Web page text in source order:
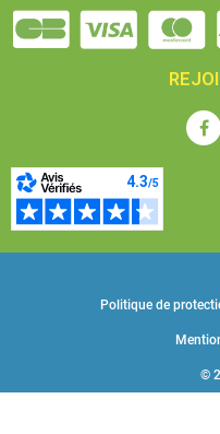
©
Politique de